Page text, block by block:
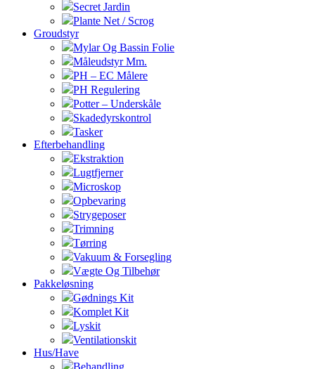
Secret Jardin
Plante Net / Scrog
Groudstyr
Mylar Og Bassin Folie
Måleudstyr Mm.
PH – EC Målere
PH Regulering
Potter – Underskåle
Skadedyrskontrol
Tasker
Efterbehandling
Ekstraktion
Lugtfjerner
Microskop
Opbevaring
Strygeposer
Trimning
Tørring
Vakuum & Forsegling
Vægte Og Tilbehør
Pakkeløsning
Gødnings Kit
Komplet Kit
Lyskit
Ventilationskit
Hus/Have
Behandling